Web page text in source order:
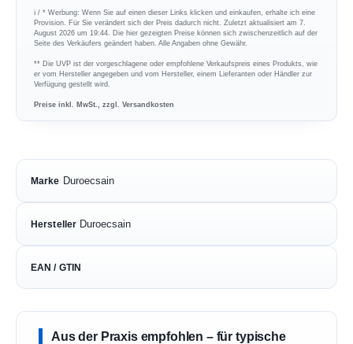
ℹ︎ / * Werbung: Wenn Sie auf einen dieser Links klicken und einkaufen, erhalte ich eine
Provision. Für Sie verändert sich der Preis dadurch nicht. Zuletzt aktualisiert am 7.
August 2026 um 19:44. Die hier gezeigten Preise können sich zwischenzeitlich auf der
Seite des Verkäufers geändert haben. Alle Angaben ohne Gewähr.
** Die UVP ist der vorgeschlagene oder empfohlene Verkaufspreis eines Produkts, wie
er vom Hersteller angegeben und vom Hersteller, einem Lieferanten oder Händler zur
Verfügung gestellt wird.
Preise inkl. MwSt., zzgl. Versandkosten
Marke Duroecsain
Hersteller Duroecsain
EAN / GTIN
Aus der Praxis empfohlen – für typische